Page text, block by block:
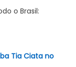
o Brasil:
Tia Ciata no